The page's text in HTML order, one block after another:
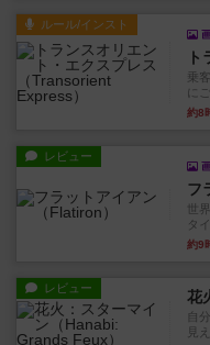
ルール/インスト
乗
に
約8
レビュー
フ
タ
約9
レビュー 花
自
見